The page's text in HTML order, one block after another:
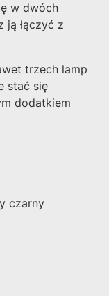
w dwóch
ją łączyć z
trzech lamp
stać się
dodatkiem
czarny